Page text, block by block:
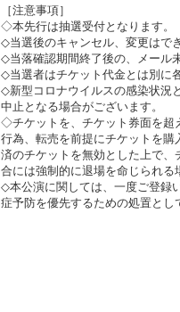
［注意事項］
◇本先行は抽選受付となります。
◇当選後のキャンセル、変更はで
◇当落確認期間終了後の、メール
◇当選者はチケット代金とは別に
◇新型コロナウイルスの感染状況
中止となる場合がございます。
◇チケットを、チケット券面を超
行為、転売を前提にチケットを
済のチケットを無効とした上で
合には強制的に退場を命じられる
◇本公演に関しては、一度ご登録
症予防を優先するための処置とし